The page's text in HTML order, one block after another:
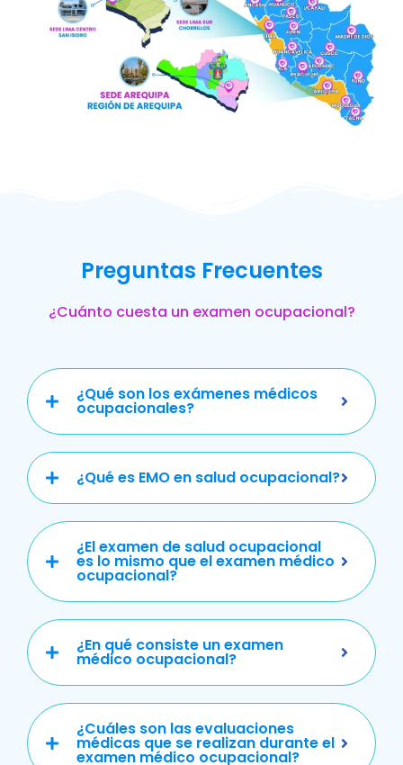
Preguntas Frecuentes
¿Cuánto cuesta un examen ocupacional?
¿Qué son los exámenes médicos
ocupacionales?
¿Qué es EMO en salud ocupacional?
¿El examen de salud ocupacional
es lo mismo que el examen médico
ocupacional?
¿En qué consiste un examen
médico ocupacional?
¿Cuáles son las evaluaciones
médicas que se realizan durante el
examen médico ocupacional?